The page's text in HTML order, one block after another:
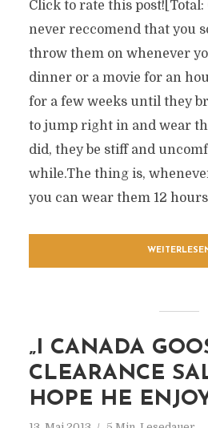
Click to rate this post![Total:
never reccomend that you
throw them on whenever
dinner or a movie for an
for a few weeks until they
to jump right in and wear
did, they be stiff and
while.The thing is,
you can wear them 12 hours
„I CANADA
CLEARANCE
HOPE HE